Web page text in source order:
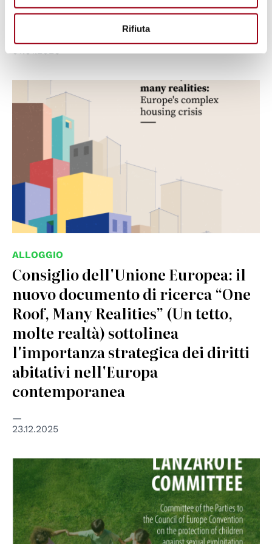
Rifiuta
Consiglio d'Europa
© Council of the European Union
ALLOGGIO
Consiglio dell'Unione Europea: il
nuovo documento di ricerca “One
Roof, Many Realities” (Un tetto,
molte realtà) sottolinea
l'importanza strategica dei diritti
abitativi nell'Europa
contemporanea
23.12.2025